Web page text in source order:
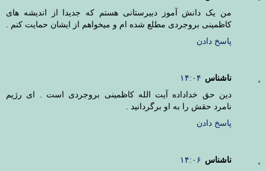
من یک دانش آموز دبیرستانی هستم که جدیدا از اندیشه های
کاظمینی بروجردی مطلع شده ام و میخواهم از ایشان حمایت کنم .
پاسخ دادن
ناشناس ۱۴:۰۴
دین حق خداداده آیت الله کاظمینی بروجردی است . ای رژیم
نامرد حقش را به او برگردانید .
پاسخ دادن
ناشناس ۱۴:۰۶